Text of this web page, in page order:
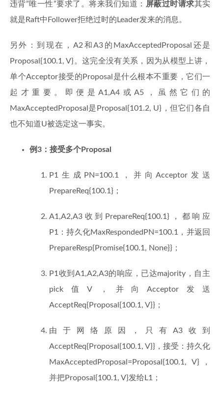
违背”唯一性”要求了。将来我们知道： 屏蔽过时请求其实
就是Raft中Follower拒绝过时的Leader发来的消息。
另外：到现在，A2和A3的MaxAcceptedProposal还是
Proposal{100.1, V}。这完全没有关系，因为从模型上讲，
单个Acceptor接受的Proposal是什么根本不重要，它们一
起才重要。即便是A1,A4或A5，虽然它们的
MaxAcceptedProposal是Proposal{101.2, U}，但它们各自
也不知道U被选定这一事实。
例3：接受多个Proposal
P1生成PN=100.1，并向Acceptor发送
PrepareReq{100.1}；
A1,A2,A3收到PrepareReq{100.1}，都响应
P1：持久化MaxRespondedPN=100.1，并返回
PrepareResp{Promise{100.1, None}}；
P1收到A1,A2,A3的响应，已达majority，自主
pick值V，并向Acceptor发送
AcceptReq{Proposal{100.1, V}}；
由于网络原因，只有A3收到
AcceptReq{Proposal{100.1, V}}，接受：持久化
MaxAcceptedProposal=Proposal{100.1, V}，
并把Proposal{100.1, V}发给L1；